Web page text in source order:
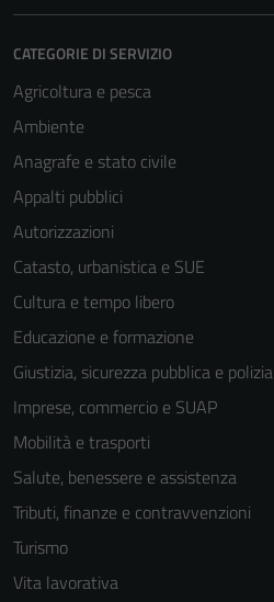
CATEGORIE DI SERVIZIO
Agricoltura e pesca
Ambiente
Anagrafe e stato civile
Appalti pubblici
Autorizzazioni
Catasto, urbanistica e SUE
Cultura e tempo libero
Educazione e formazione
Giustizia, sicurezza pubblica e
Imprese, commercio e SUAP
Mobilità e trasporti
Salute, benessere e assistenza
Tributi, finanze e contravvenzioni
Turismo
Vita lavorativa